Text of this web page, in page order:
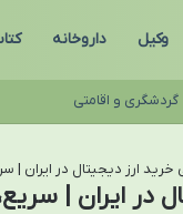
وکیل داروخانه
گردشگری و اقامتی
ارز دیجیتال در ایران |
در ایران |